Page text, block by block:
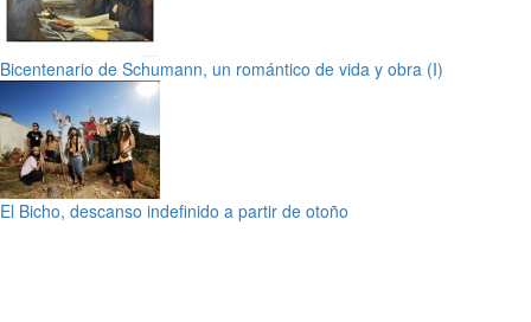
Bicentenario de Schumann, un romántico de vida y obra (I)
El Bicho, descanso indefinido a partir de otoño